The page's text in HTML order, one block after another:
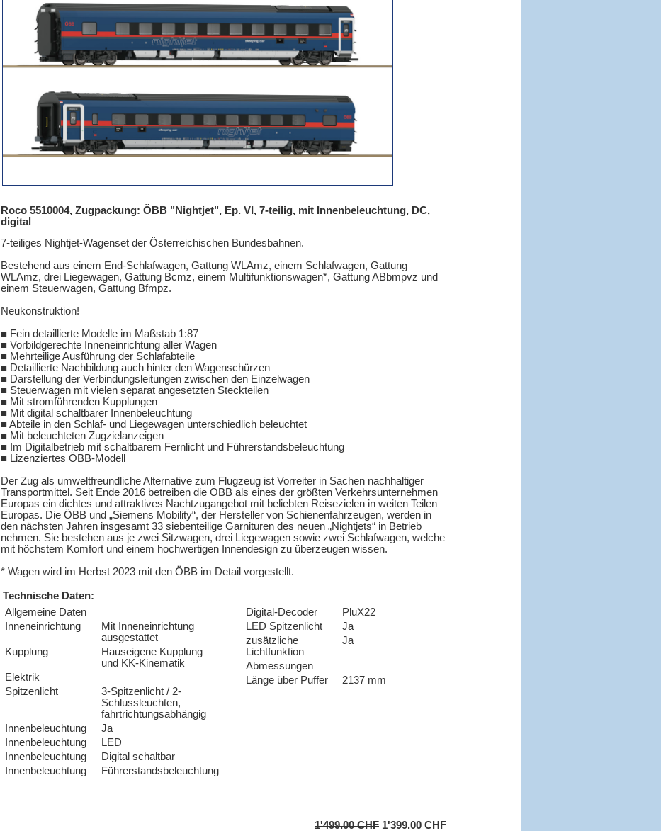
Roco 5510004, Zugpackung: ÖBB "Nightjet", Ep. VI, 7-teilig, mit Innenbeleuchtung, DC,
digital
7-teiliges Nightjet-Wagenset der Österreichischen Bundesbahnen.
Bestehend aus einem End-Schlafwagen, Gattung WLAmz, einem Schlafwagen, Gattung
WLAmz, drei Liegewagen, Gattung Bcmz, einem Multifunktionswagen*, Gattung ABbmpvz und
einem Steuerwagen, Gattung Bfmpz.
Neukonstruktion!
■ Fein detaillierte Modelle im Maßstab 1:87
■ Vorbildgerechte Inneneinrichtung aller Wagen
■ Mehrteilige Ausführung der Schlafabteile
■ Detaillierte Nachbildung auch hinter den Wagenschürzen
■ Darstellung der Verbindungsleitungen zwischen den Einzelwagen
■ Steuerwagen mit vielen separat angesetzten Steckteilen
■ Mit stromführenden Kupplungen
■ Mit digital schaltbarer Innenbeleuchtung
■ Abteile in den Schlaf- und Liegewagen unterschiedlich beleuchtet
■ Mit beleuchteten Zugzielanzeigen
■ Im Digitalbetrieb mit schaltbarem Fernlicht und Führerstandsbeleuchtung
■ Lizenziertes ÖBB-Modell
Der Zug als umweltfreundliche Alternative zum Flugzeug ist Vorreiter in Sachen nachhaltiger
Transportmittel. Seit Ende 2016 betreiben die ÖBB als eines der größten Verkehrsunternehmen
Europas ein dichtes und attraktives Nachtzugangebot mit beliebten Reisezielen in weiten Teilen
Europas. Die ÖBB und „Siemens Mobility“, der Hersteller von Schienenfahrzeugen, werden in
den nächsten Jahren insgesamt 33 siebenteilige Garnituren des neuen „Nightjets“ in Betrieb
nehmen. Sie bestehen aus je zwei Sitzwagen, drei Liegewagen sowie zwei Schlafwagen, welche
mit höchstem Komfort und einem hochwertigen Innendesign zu überzeugen wissen.
* Wagen wird im Herbst 2023 mit den ÖBB im Detail vorgestellt.
Technische Daten:
Allgemeine Daten
Inneneinrichtung
Mit Inneneinrichtung
ausgestattet
Kupplung
Hauseigene Kupplung
und KK-Kinematik
Elektrik
Spitzenlicht
3-Spitzenlicht / 2-
Schlussleuchten,
fahrtrichtungsabhängig
Innenbeleuchtung
Ja
Innenbeleuchtung
LED
Innenbeleuchtung
Digital schaltbar
Innenbeleuchtung
Führerstandsbeleuchtung
Digital-Decoder
PluX22
LED Spitzenlicht
Ja
zusätzliche
Lichtfunktion
Ja
Abmessungen
Länge über Puffer
2137 mm
1'499.00 CHF 1'399.00 CHF